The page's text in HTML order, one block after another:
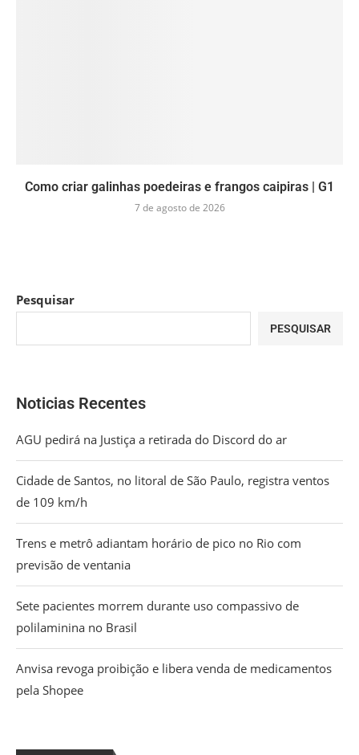
Como criar galinhas poedeiras e frangos caipiras | G1
7 de agosto de 2026
Pesquisar
PESQUISAR
Noticias Recentes
AGU pedirá na Justiça a retirada do Discord do ar
Cidade de Santos, no litoral de São Paulo, registra ventos
de 109 km/h
Trens e metrô adiantam horário de pico no Rio com
previsão de ventania
Sete pacientes morrem durante uso compassivo de
polilaminina no Brasil
Anvisa revoga proibição e libera venda de medicamentos
pela Shopee